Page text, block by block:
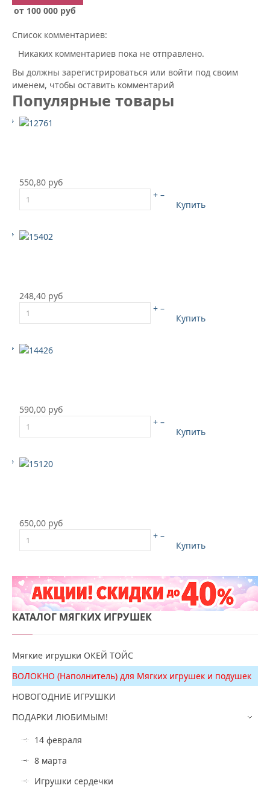
от 100 000 руб
Список комментариев:
Никаких комментариев пока не отправлено.
Вы должны зарегистрироваться или войти под своим
именем, чтобы оставить комментарий
Популярные товары
550,80 руб
+ –
Купить
248,40 руб
+ –
Купить
590,00 руб
+ –
Купить
650,00 руб
+ –
Купить
КАТАЛОГ МЯГКИХ ИГРУШЕК
Мягкие игрушки ОКЕЙ ТОЙС
ВОЛОКНО (Наполнитель) для Мягких игрушек и подушек
НОВОГОДНИЕ ИГРУШКИ
ПОДАРКИ ЛЮБИМЫМ!
14 февраля
8 марта
Игрушки сердечки